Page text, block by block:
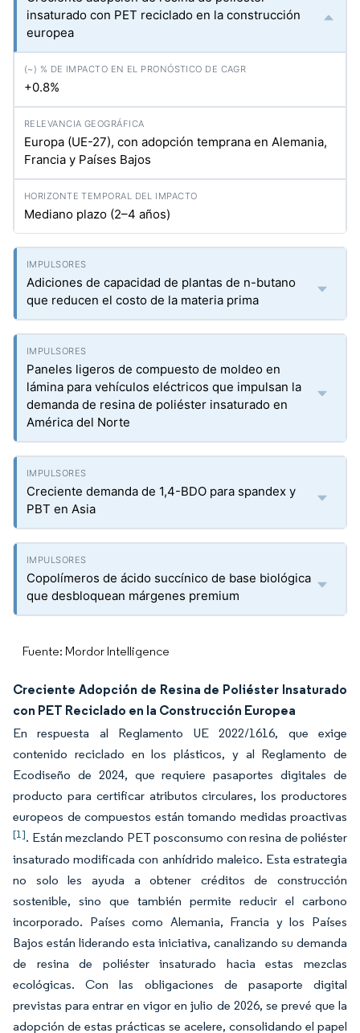
insaturado con PET reciclado en la construcción
europea
+0.8%
Europa (UE-27), con adopción temprana en Alemania,
Francia y Países Bajos
Mediano plazo (2–4 años)
Adiciones de capacidad de plantas de n-butano
que reducen el costo de la materia prima
Paneles ligeros de compuesto de moldeo en
lámina para vehículos eléctricos que impulsan la
demanda de resina de poliéster insaturado en
América del Norte
Creciente demanda de 1,4-BDO para spandex y
PBT en Asia
Copolímeros de ácido succínico de base biológica
que desbloquean márgenes premium
Fuente: Mordor Intelligence
Creciente Adopción de Resina de Poliéster Insaturado
con PET Reciclado en la Construcción Europea
En respuesta al Reglamento UE 2022/1616, que exige
contenido reciclado en los plásticos, y al Reglamento de
Ecodiseño de 2024, que requiere pasaportes digitales de
producto para certificar atributos circulares, los productores
europeos de compuestos están tomando medidas proactivas
[1]. Están mezclando PET posconsumo con resina de poliéster
insaturado modificada con anhídrido maleico. Esta estrategia
no solo les ayuda a obtener créditos de construcción
sostenible, sino que también permite reducir el carbono
incorporado. Países como Alemania, Francia y los Países
Bajos están liderando esta iniciativa, canalizando su demanda
de resina de poliéster insaturado hacia estas mezclas
ecológicas. Con las obligaciones de pasaporte digital
previstas para entrar en vigor en julio de 2026, se prevé que la
adopción de estas prácticas se acelere, consolidando el papel